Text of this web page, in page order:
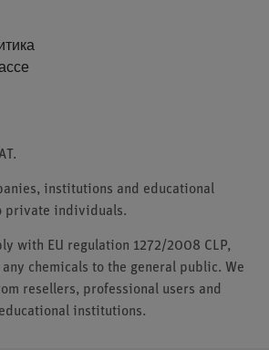
institutions and educational
private individuals.
with EU regulation 1272/2008 CLP,
any chemicals to the general public. We
resellers, professional users and
institutions.